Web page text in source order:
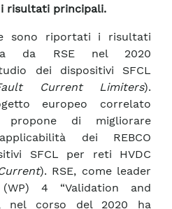
risultati principali.
sono riportati i risultati
da RSE nel 2020
dei dispositivi SFCL
Current Limiters).
europeo correlato
propone di migliorare
dei REBCO
SFCL per reti HVDC
). RSE, come leader
4 “Validation and
nel corso del 2020 ha